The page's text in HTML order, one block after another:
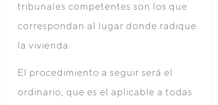
tribunales competentes son los que
correspondan al lugar donde radique
la vivienda.
El procedimiento a seguir será el
ordinario, que es el aplicable a todas